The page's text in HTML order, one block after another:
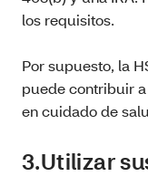
los requisitos.
Por supuesto, la
puede contribuir
en cuidado de
3.Utilizar